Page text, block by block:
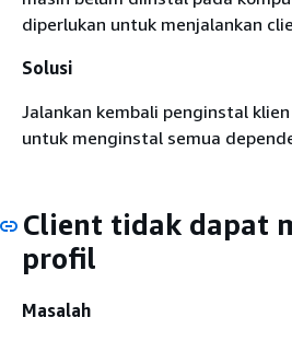
diperlukan untuk menjalankan
Solusi
Jalankan kembali penginstal
untuk menginstal semua
Client tidak dapat
profil
Masalah